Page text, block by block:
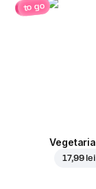
to go
17,99 lei